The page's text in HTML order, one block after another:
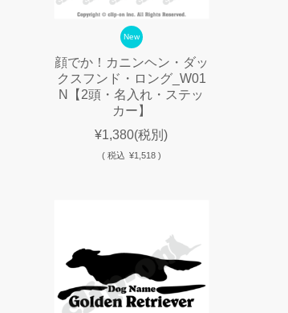
New
顔でか！カニンヘン・ダッ
クスフンド・ロング_W01
N【2頭・名入れ・ステッ
カー】
¥1,380(税別)
( 税込 ¥1,518 )